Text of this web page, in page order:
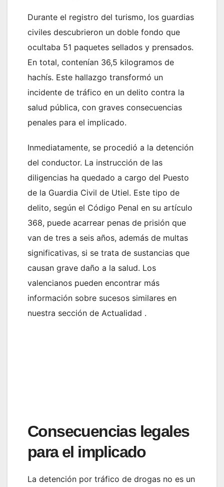
Durante el registro del turismo, los guardias
civiles descubrieron un doble fondo que
ocultaba 51 paquetes sellados y prensados.
En total, contenían 36,5 kilogramos de
hachís. Este hallazgo transformó un
incidente de tráfico en un delito contra la
salud pública, con graves consecuencias
penales para el implicado.
Inmediatamente, se procedió a la detención
del conductor. La instrucción de las
diligencias ha quedado a cargo del Puesto
de la Guardia Civil de Utiel. Este tipo de
delito, según el Código Penal en su artículo
368, puede acarrear penas de prisión que
van de tres a seis años, además de multas
significativas, si se trata de sustancias que
causan grave daño a la salud. Los
valencianos pueden encontrar más
información sobre sucesos similares en
nuestra sección de Actualidad .
Consecuencias legales
para el implicado
La detención por tráfico de drogas no es un